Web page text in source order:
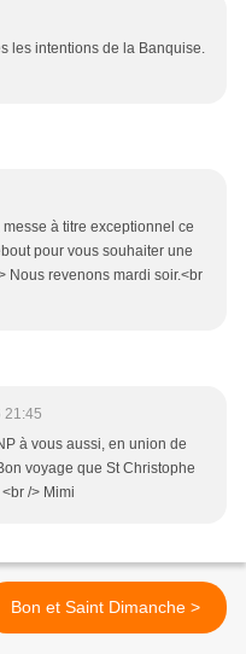
les intentions de la Banquise.
à titre exceptionnel ce
pour vous souhaiter une
Nous revenons mardi soir.<br
21:45
à vous aussi, en union de
voyage que St Christophe
/> Mimi
Bon et Saint Dimanche >